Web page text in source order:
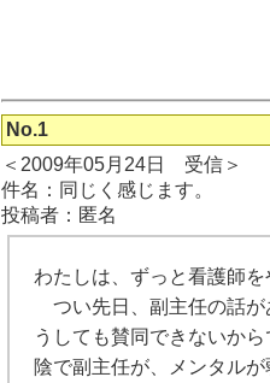
No.1
＜2009年05月24日 受信＞
件名：同じく感じます。
投稿者：匿名
わたしは、ずっと看護師を
つい先日、副主任の話が
うしても賛同できないから
陰で副主任が、メンタル